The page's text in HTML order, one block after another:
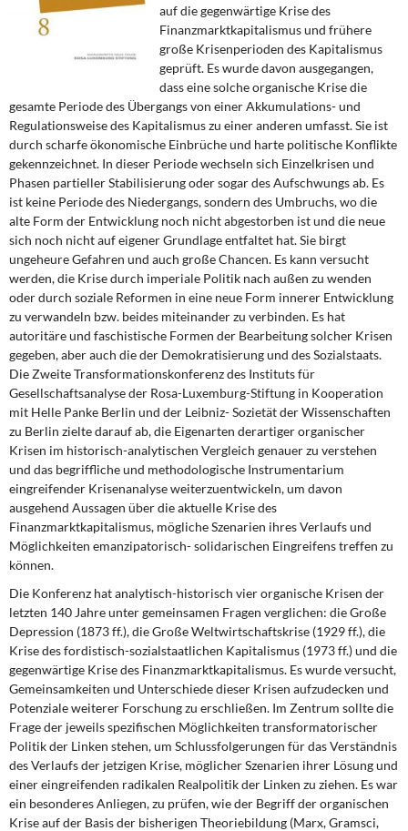
DIE LINKE
Weitere Themen
Memo-Gruppe
Institut Solidarische Moderne
Rosa-Luxemburg-Stiftung
Über mich
Kontakt
auf die gegenwärtige Krise des
Finanzmarktkapitalismus und frühere
große Krisenperioden des Kapitalismus
geprüft. Es wurde davon ausgegangen,
dass eine solche organische Krise die
gesamte Periode des Übergangs von einer Akkumulations- und
Regulationsweise des Kapitalismus zu einer anderen umfasst. Sie ist
durch scharfe ökonomische Einbrüche und harte politische Konflikte
gekennzeichnet. In dieser Periode wechseln sich Einzelkrisen und
Phasen partieller Stabilisierung oder sogar des Aufschwungs ab. Es
ist keine Periode des Niedergangs, sondern des Umbruchs, wo die
alte Form der Entwicklung noch nicht abgestorben ist und die neue
sich noch nicht auf eigener Grundlage entfaltet hat. Sie birgt
ungeheure Gefahren und auch große Chancen. Es kann versucht
werden, die Krise durch imperiale Politik nach außen zu wenden
oder durch soziale Reformen in eine neue Form innerer Entwicklung
zu verwandeln bzw. beides miteinander zu verbinden. Es hat
autoritäre und faschistische Formen der Bearbeitung solcher Krisen
gegeben, aber auch die der Demokratisierung und des Sozialstaats.
Die Zweite Transformationskonferenz des Instituts für
Gesellschaftsanalyse der Rosa-Luxemburg-Stiftung in Kooperation
mit Helle Panke Berlin und der Leibniz- Sozietät der Wissenschaften
zu Berlin zielte darauf ab, die Eigenarten derartiger organischer
Krisen im historisch-analytischen Vergleich genauer zu verstehen
und das begriffliche und methodologische Instrumentarium
eingreifender Krisenanalyse weiterzuentwickeln, um davon
ausgehend Aussagen über die aktuelle Krise des
Finanzmarktkapitalismus, mögliche Szenarien ihres Verlaufs und
Möglichkeiten emanzipatorisch- solidarischen Eingreifens treffen zu
können.
Die Konferenz hat analytisch-historisch vier organische Krisen der
letzten 140 Jahre unter gemeinsamen Fragen verglichen: die Große
Depression (1873 ff.), die Große Weltwirtschaftskrise (1929 ff.), die
Krise des fordistisch-sozialstaatlichen Kapitalismus (1973 ff.) und die
gegenwärtige Krise des Finanzmarktkapitalismus. Es wurde versucht,
Gemeinsamkeiten und Unterschiede dieser Krisen aufzudecken und
Potenziale weiterer Forschung zu erschließen. Im Zentrum sollte die
Frage der jeweils spezifischen Möglichkeiten transformatorischer
Politik der Linken stehen, um Schlussfolgerungen für das Verständnis
des Verlaufs der jetzigen Krise, möglicher Szenarien ihrer Lösung und
einer eingreifenden radikalen Realpolitik der Linken zu ziehen. Es war
ein besonderes Anliegen, zu prüfen, wie der Begriff der organischen
Krise auf der Basis der bisherigen Theoriebildung (Marx, Gramsci,